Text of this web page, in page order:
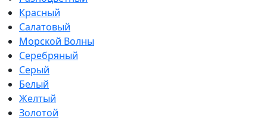
Красный
Салатовый
Морской Волны
Серебряный
Серый
Белый
Желтый
Золотой